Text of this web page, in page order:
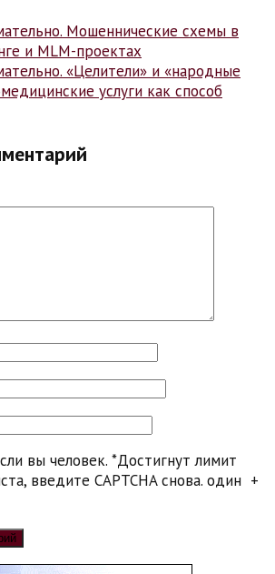
Мошеннические схемы в
и MLM-проектах
«Целители» и «народные
услуги как способ
вы человек. *Достигнут лимит
введите CAPTCHA снова. один +